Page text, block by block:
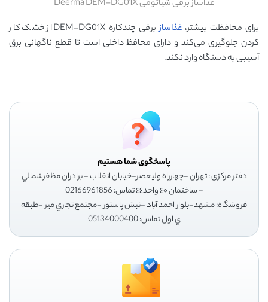
غذاساز برقی شیائومی Deerma DEM-DG01X
برای محافظت بیشتر، غذاساز
برقی چندکاره DEM-DG01X از خشک کار
کردن جلوگیری می‌کند و دارای محافظ داخلی است تا قطع ناگهانی برق
آسیبی به دستگاه وارد نکند.
پاسخگوی شما هستیم
دفتر مرکزی : تهران -چهارراه وليعصر-خيابان انقلاب - برادران مظفرشمالي
- ساختمان ٤٠ واحد٤٤ تماس: 02166961856
فروشگاه: مشهد-بلوار احمد آباد -نبش پاستور -مجتمع تجاري مير -طبقه
ي اول تماس: 05134000400